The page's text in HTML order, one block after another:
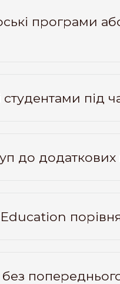
програми
студентами під
до додаткових
Education
попереднього